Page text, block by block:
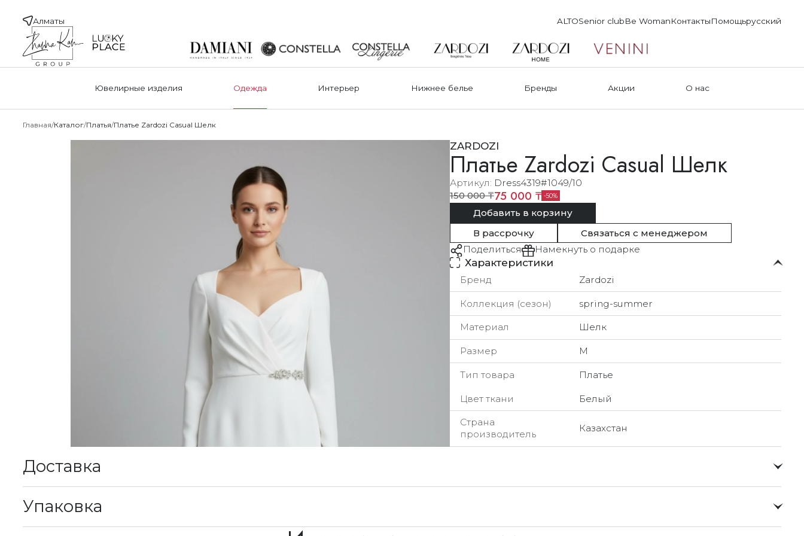
Алматы ALTOSenior clubBe WomanКонтактыПомощьрусский
Ювелирные изделия Одежда Интерьер Нижнее белье Бренды Акции О нас
Главная Каталог Платья Платье Zardozi Casual Шелк
ZARDOZI
Платье Zardozi Casual Шелк
Артикул Dress4319#1049/10
150 000 ₸75 000 ₸ 50
Добавить в корзину
В рассрочку
Связаться с менеджером
Поделиться
Намекнуть о подарке
Характеристики
Бренд Zardozi
Коллекция (сезон) spring-summer
Материал Шелк
Размер M
Тип товара Платье
Цвет ткани Белый
Страна
производитель
Казахстан
Доставка
Упаковка
Внимание к деталям